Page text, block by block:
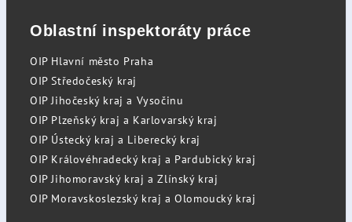
Oblastní inspektoráty práce
OIP Hlavní město Praha
OIP Středočeský kraj
OIP Jihočeský kraj a Vysočinu
OIP Plzeňský kraj a Karlovarský kraj
OIP Ústecký kraj a Liberecký kraj
OIP Královéhradecký kraj a Pardubický kraj
OIP Jihomoravský kraj a Zlínský kraj
OIP Moravskoslezský kraj a Olomoucký kraj